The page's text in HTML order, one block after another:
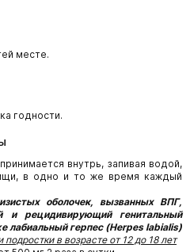
месте.
годности.
внутрь, запивая водой,
в одно и то же время каждый
оболочек, вызванных ВПГ,
и рецидивирующий генитальный
лабиальный герпес (Herpes labialis)
в возрасте от 12 до 18 лет